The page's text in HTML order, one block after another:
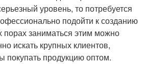
уровень, то потребуется
подойти к созданию
порах заниматься этим можно
искать крупных клиентов,
покупать продукцию оптом.